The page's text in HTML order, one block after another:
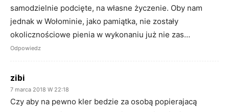
samodzielnie podcięte, na własne życzenie. Oby nam
jednak w Wołominie, jako pamiątka, nie zostały
okolicznościowe pienia w wykonaniu już nie zas…
Odpowiedz
zibi
7 marca 2018 W 22:18
Czy aby na pewno kler bedzie za osobą popierajacą